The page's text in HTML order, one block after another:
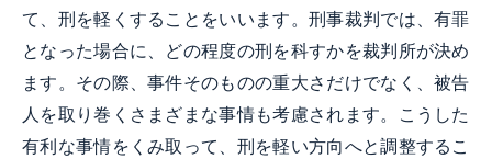
て、刑を軽くすることをいいます。刑事裁判では、有罪
となった場合に、どの程度の刑を科すかを裁判所が決め
ます。その際、事件そのものの重大さだけでなく、被告
人を取り巻くさまざまな事情も考慮されます。こうした
有利な事情をくみ取って、刑を軽い方向へと調整するこ